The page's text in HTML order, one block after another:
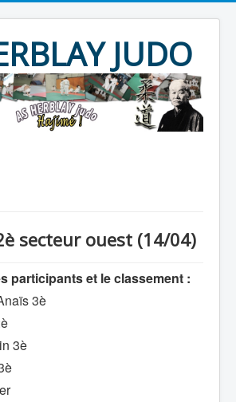
JUDO
JU JITSU
TAÏSO
Archives
secteur ouest (14/04)
participants et le classement :
3è
3è